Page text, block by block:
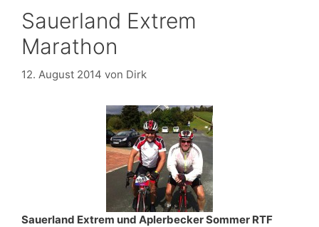
Sauerland Extrem
Marathon
12. August 2014 von Dirk
Sauerland Extrem und Aplerbecker Sommer RTF